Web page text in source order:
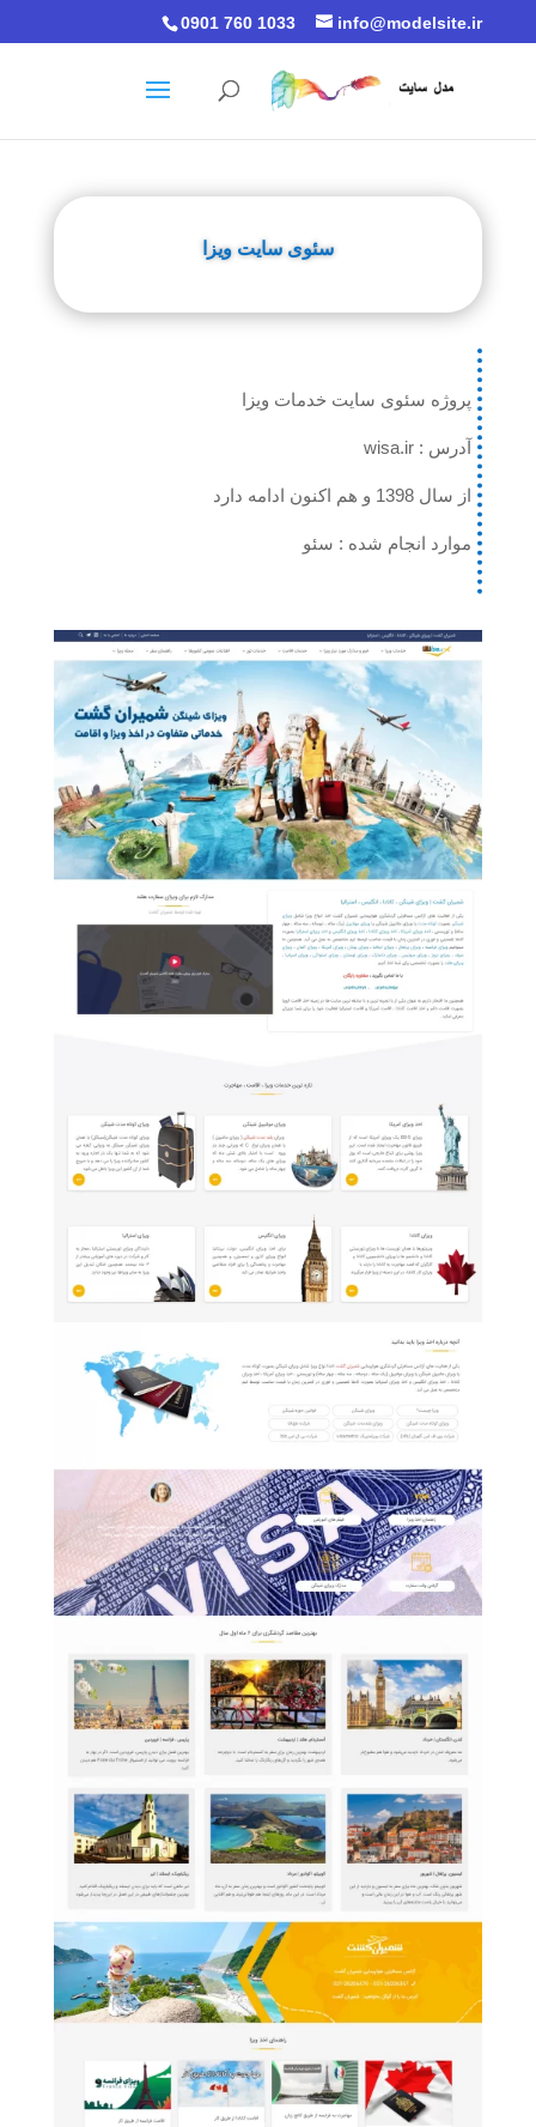
0901 760 1033 info@modelsite.ir
سئوی سایت ویزا
پروژه سئوی سایت خدمات ویزا
آدرس : wisa.ir
از سال 1398 و هم اکنون ادامه دارد
موارد انجام شده : سئو